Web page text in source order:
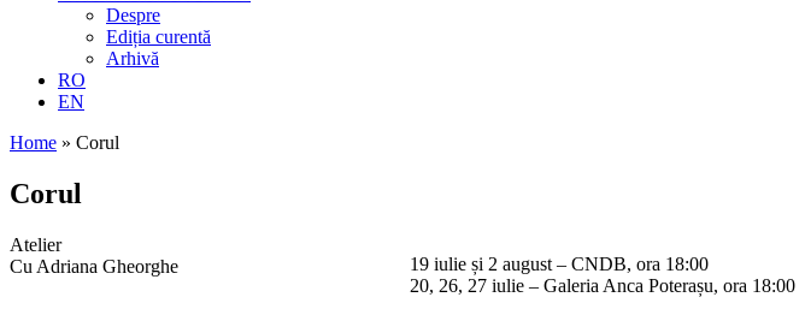
Despre
Ediția curentă
Arhivă
RO
EN
Home » Corul
Corul
Atelier
Cu Adriana Gheorghe
19 iulie și 2 august – CNDB, ora 18:00
20, 26, 27 iulie – Galeria Anca Poterașu, ora 18:00